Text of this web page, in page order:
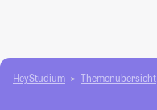
HeyStudium Themenübersicht